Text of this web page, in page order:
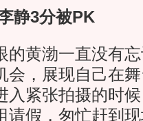
静3分被PK
黄渤一直没有忘
会，展现自己在
入紧张拍摄的时
请假，匆忙赶到